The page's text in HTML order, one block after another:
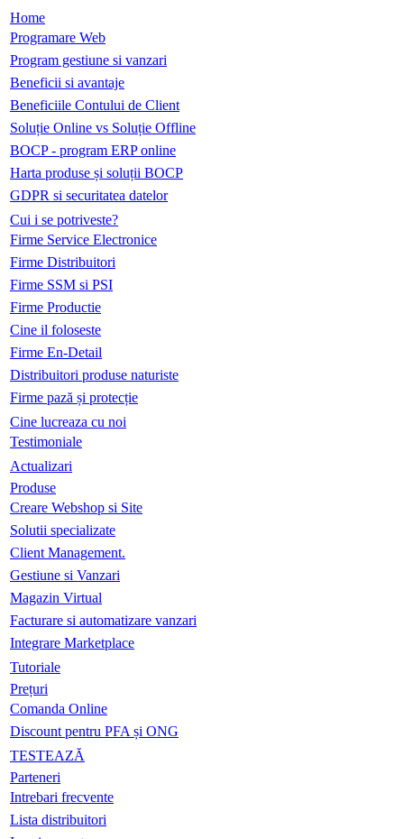
Home
Programare Web
Program gestiune si vanzari
Beneficii si avantaje
Beneficiile Contului de Client
Soluție Online vs Soluție Offline
BOCP - program ERP online
Harta produse și soluții BOCP
GDPR si securitatea datelor
Cui i se potriveste?
Firme Service Electronice
Firme Distribuitori
Firme SSM si PSI
Firme Productie
Cine il foloseste
Firme En-Detail
Distribuitori produse naturiste
Firme pază și protecție
Cine lucreaza cu noi
Testimoniale
Actualizari
Produse
Creare Webshop si Site
Solutii specializate
Client Management.
Gestiune si Vanzari
Magazin Virtual
Facturare si automatizare vanzari
Integrare Marketplace
Tutoriale
Prețuri
Comanda Online
Discount pentru PFA și ONG
TESTEAZĂ
Parteneri
Intrebari frecvente
Lista distribuitori